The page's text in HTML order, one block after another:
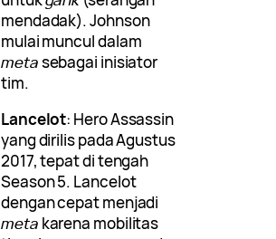
mendadak). Johnson
mulai muncul dalam
metasebagai inisiator
tim.
Lancelot: Hero Assassin
yang dirilis pada Agustus
2017, tepat di tengah
Season 5. Lancelot
dengan cepat menjadi
meta karena mobilitas